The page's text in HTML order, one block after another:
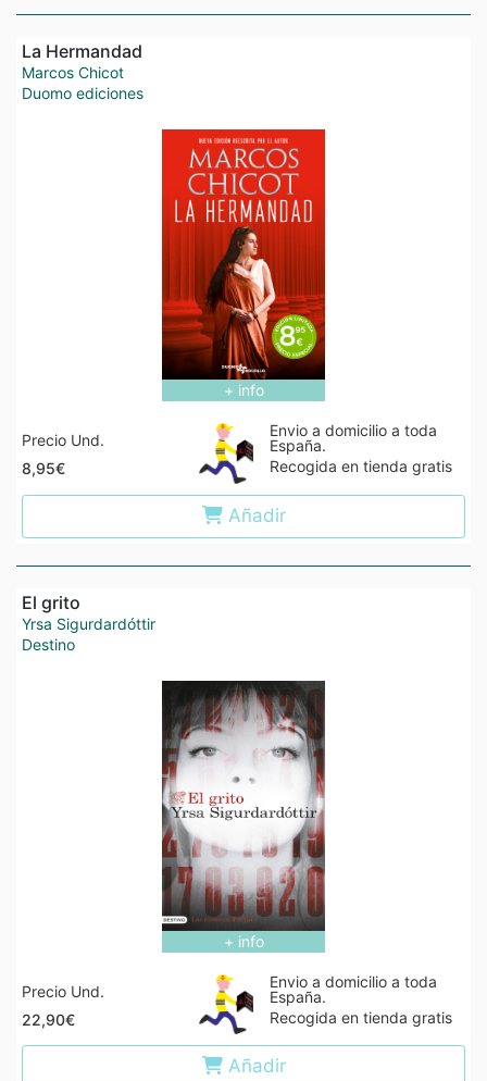
La Hermandad
Marcos Chicot
Duomo ediciones
+ info
Precio Und.
8,95€
Envio a domicilio a toda
España.
Recogida en tienda gratis
Añadir
El grito
Yrsa Sigurdardóttir
Destino
+ info
Precio Und.
22,90€
Envio a domicilio a toda
España.
Recogida en tienda gratis
Añadir